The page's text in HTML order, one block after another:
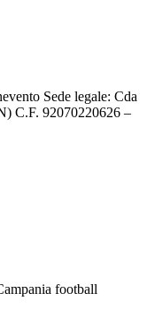
Sede legale: Cda
C.F. 92070220626 –
football